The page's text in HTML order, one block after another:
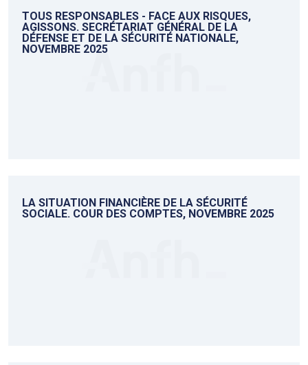
TOUS RESPONSABLES - FACE AUX RISQUES,
AGISSONS. SECRÉTARIAT GÉNÉRAL DE LA
DÉFENSE ET DE LA SÉCURITÉ NATIONALE,
NOVEMBRE 2025
LA SITUATION FINANCIÈRE DE LA SÉCURITÉ
SOCIALE. COUR DES COMPTES, NOVEMBRE 2025